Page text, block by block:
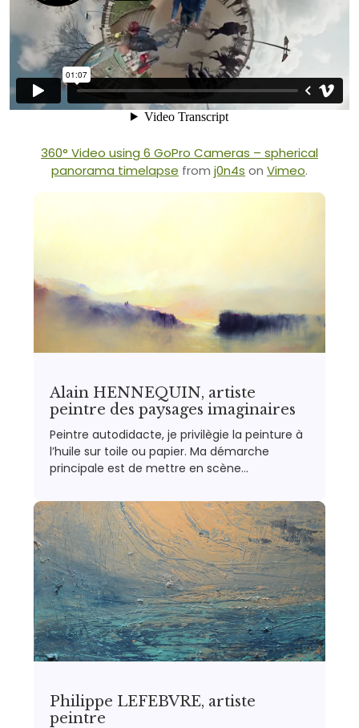
360° Video using 6 GoPro Cameras – spherical
panorama timelapse from j0n4s on Vimeo.
Alain HENNEQUIN, artiste
peintre des paysages imaginaires
Peintre autodidacte, je privilègie la peinture à
l’huile sur toile ou papier. Ma démarche
principale est de mettre en scène…
Philippe LEFEBVRE, artiste
peintre